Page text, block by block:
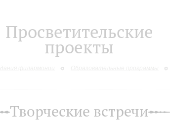
Просветительские
проекты
Творческие встречи